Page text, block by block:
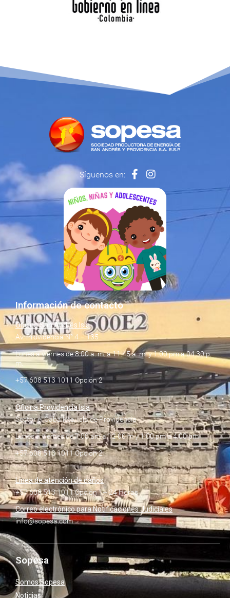
Síguenos en:
Información de contacto
Oficina San Andrés Isla
Av. Providencia N° 4 – 135
Lunes a viernes de 8:00 a. m. a 11:45 a. m. y 1:00 pm a 04:30 p.
m.
+57 608 513 1011 Opción 2
Oficina Providencia Isla
Sector el Caballete, Isla de Providencia
Lunes a viernes de 7:00 am a 12:00 m y 1:00 pm a 4:00 pm
+57 608 513 1011 Opción 2
Línea de atención de daños
+57 608 513 1011 Opción 1– 24 Horas
Correo electrónico para Notificaciones Judiciales
info@sopesa.com
Sopesa
Somos Sopesa
Noticias